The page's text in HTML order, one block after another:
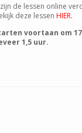
de lessen online
deze lessen HIER.
voortaan om
1,5 uur.